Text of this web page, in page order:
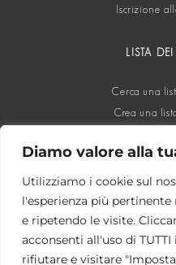
Diamo valore alla
Utilizziamo i cookie sul
l'esperienza più
e ripetendo le visite.
acconsenti all'uso di
rifiutare e visitare
Iscrizione
LISTA DEI
Cerca una
Crea una